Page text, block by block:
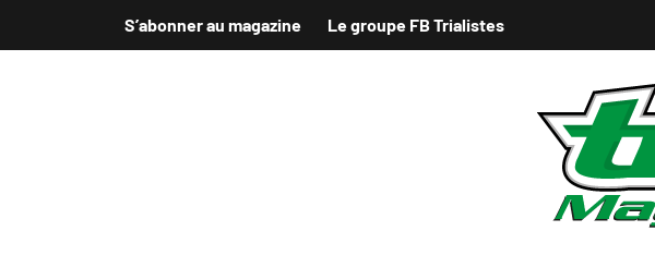
S’abonner au magazine Le groupe FB Trialistes